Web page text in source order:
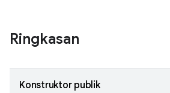
Ringkasan
Konstruktor publik